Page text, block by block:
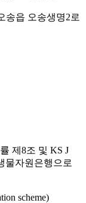
송읍 오송생명2로
제8조 및 KS J
물자원은행으로
scheme)